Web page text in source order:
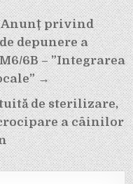
Anunț privind
depunere a
6B – ”Integrarea
→
de sterilizare,
a câinilor